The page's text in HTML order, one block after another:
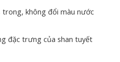
không đổi màu nước
đặc trưng của shan tuyết